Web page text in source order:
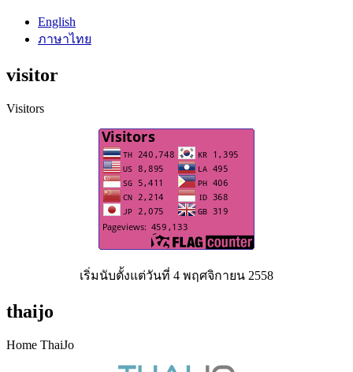
English
ภาษาไทย
visitor
Visitors
เริ่มนับตั้งแต่วันที่ 4 พฤศจิกายน 2558
thaijo
Home ThaiJo